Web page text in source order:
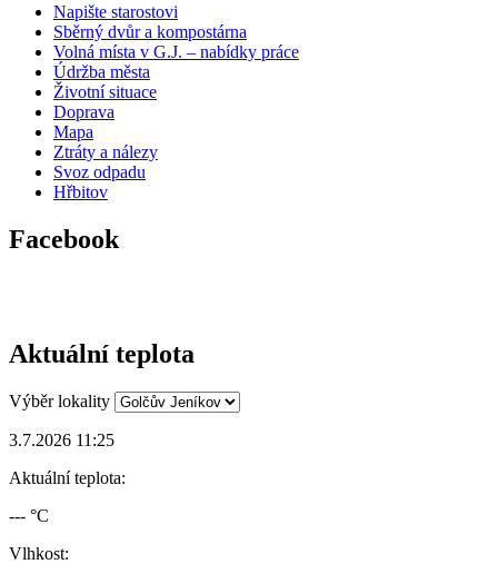
Napište starostovi
Sběrný dvůr a kompostárna
Volná místa v G.J. – nabídky práce
Údržba města
Životní situace
Doprava
Mapa
Ztráty a nálezy
Svoz odpadu
Hřbitov
Facebook
Aktuální teplota
Výběr lokality
3.7.2026 11:25
Aktuální teplota:
--- °C
Vlhkost: